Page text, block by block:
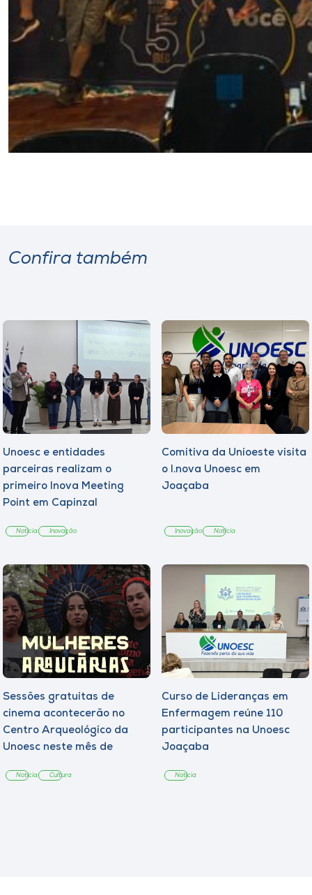
Confira também
Unoesc e entidades
parceiras realizam o
primeiro Inova Meeting
Point em Capinzal
Notícia Inovação
Comitiva da Unioeste visita
o I.nova Unoesc em
Joaçaba
Inovação Notícia
Sessões gratuitas de
cinema acontecerão no
Centro Arqueológico da
Unoesc neste mês de
Notícia Cultura
Curso de Lideranças em
Enfermagem reúne 110
participantes na Unoesc
Joaçaba
Notícia